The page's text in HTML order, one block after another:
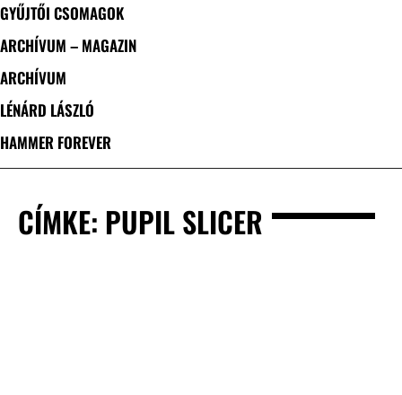
GYŰJTŐI CSOMAGOK
ARCHÍVUM – MAGAZIN
ARCHÍVUM
LÉNÁRD LÁSZLÓ
HAMMER FOREVER
CÍMKE: PUPIL SLICER